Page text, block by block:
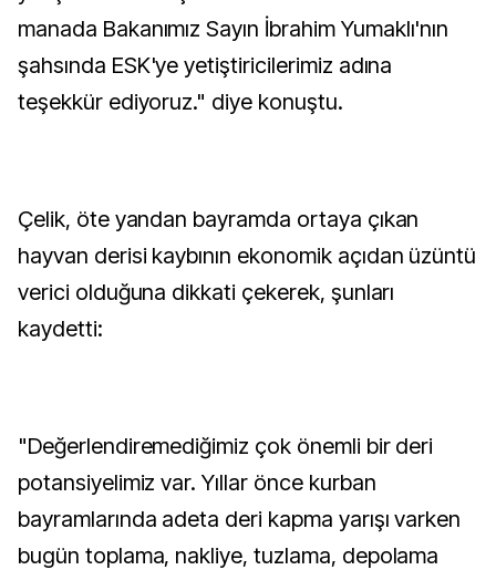
manada Bakanımız Sayın İbrahim Yumaklı'nın
şahsında ESK'ye yetiştiricilerimiz adına
teşekkür ediyoruz." diye konuştu.
Çelik, öte yandan bayramda ortaya çıkan
hayvan derisi kaybının ekonomik açıdan üzüntü
verici olduğuna dikkati çekerek, şunları
kaydetti:
"Değerlendiremediğimiz çok önemli bir deri
potansiyelimiz var. Yıllar önce kurban
bayramlarında adeta deri kapma yarışı varken
bugün toplama, nakliye, tuzlama, depolama